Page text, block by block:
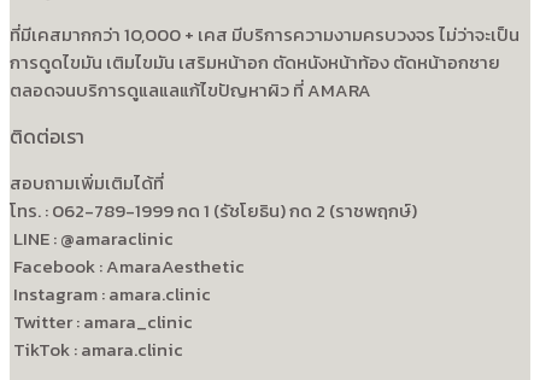
ที่มีเคสมากกว่า 10,000 + เคส มีบริการความงามครบวงจร ไม่ว่าจะเป็น
การดูดไขมัน เติมไขมัน เสริมหน้าอก ตัดหนังหน้าท้อง ตัดหน้าอกชาย
ตลอดจนบริการดูแลแลแก้ไขปัญหาผิว ที่ AMARA
ติดต่อเรา
สอบถามเพิ่มเติมได้ที่
โทร. : 062-789-1999 กด 1 (รัชโยธิน) กด 2 (ราชพฤกษ์)
LINE : @amaraclinic
Facebook : AmaraAesthetic
Instagram : amara.clinic
Twitter : amara_clinic
TikTok : amara.clinic